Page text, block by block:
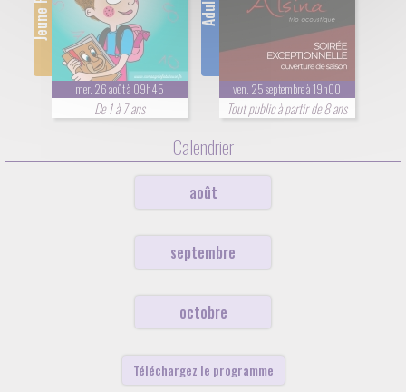
mer. 26 août à 09h45
De 1 à 7 ans
ven. 25 septembre à 19h00
Tout public à partir de 8 ans
Calendrier
août
septembre
octobre
Téléchargez le programme